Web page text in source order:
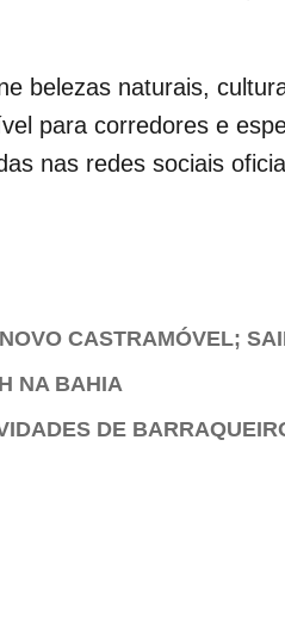
belezas naturais,
para corredores e
nas redes sociais
CASTRAMÓVEL;
NA BAHIA
DE